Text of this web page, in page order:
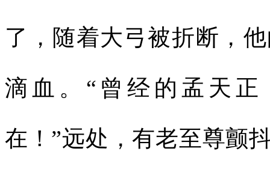
了，随着大弓被折断，
滴血。“曾经的孟天
在！”远处，有老至尊颤